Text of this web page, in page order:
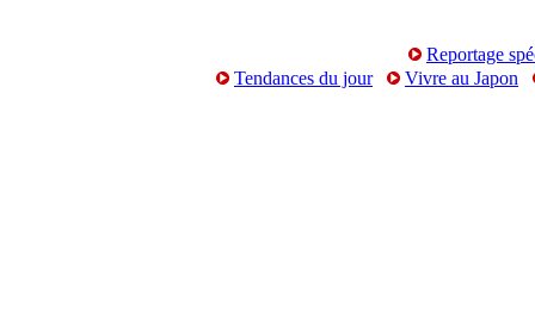
Reportage
Tendances du jour
Vivre au Japon